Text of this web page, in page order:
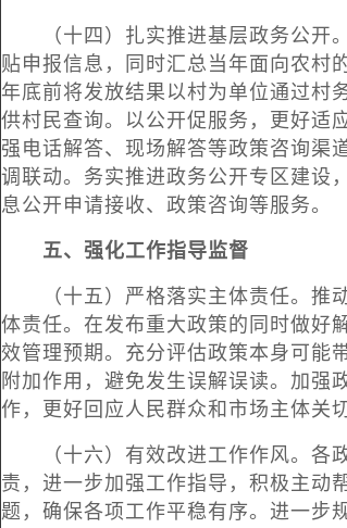
（十四）扎实推进基层政务公开。
贴申报信息，同时汇总当年面向农村
年底前将发放结果以村为单位通过村
供村民查询。以公开促服务，更好适
强电话解答、现场解答等政策咨询渠
调联动。务实推进政务公开专区建设
息公开申请接收、政策咨询等服务。
五、强化工作指导监督
（十五）严格落实主体责任。推动
体责任。在发布重大政策的同时做好
效管理预期。充分评估政策本身可能
附加作用，避免发生误解误读。加强
作，更好回应人民群众和市场主体关
（十六）有效改进工作作风。各政
责，进一步加强工作指导，积极主动
题，确保各项工作平稳有序。进一步